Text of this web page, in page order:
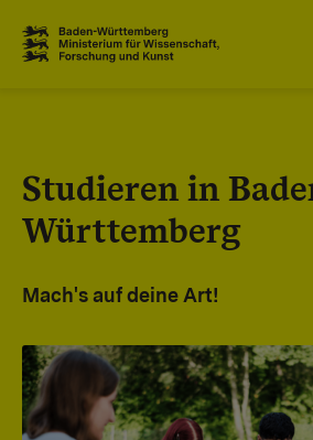
Studieren in
Württemberg
Mach's auf deine Art!